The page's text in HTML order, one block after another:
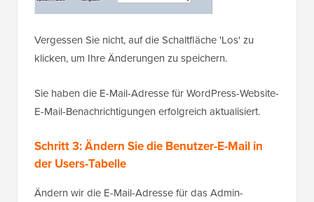
Vergessen Sie nicht, auf die Schaltfläche 'Los' zu
klicken, um Ihre Änderungen zu speichern.
Sie haben die E-Mail-Adresse für WordPress-Website-
E-Mail-Benachrichtigungen erfolgreich aktualisiert.
Schritt 3: Ändern Sie die Benutzer-E-Mail in
der Users-Tabelle
Ändern wir die E-Mail-Adresse für das Admin-